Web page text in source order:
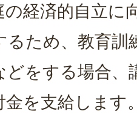
の経済的自立に
るため、教育訓
どをする場合、
金を支給します